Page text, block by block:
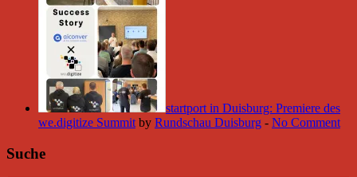
startport in Duisburg: Premiere des
we.digitize Summit by Rundschau Duisburg - No Comment
Suche